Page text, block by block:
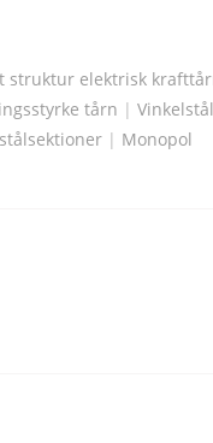
struktur elektrisk
tårn |
| Monopol